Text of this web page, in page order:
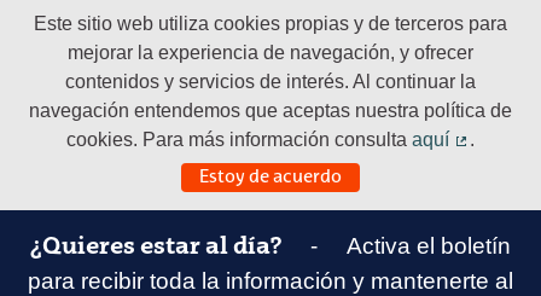
Este sitio web utiliza cookies propias y de terceros para
mejorar la experiencia de navegación, y ofrecer
contenidos y servicios de interés. Al continuar la
navegación entendemos que aceptas nuestra política de
cookies. Para más información consultaaquí
.
Estoy de acuerdo
¿Quieres estar al día? -
Activa el boletín
para recibir toda la información y mantenerte al